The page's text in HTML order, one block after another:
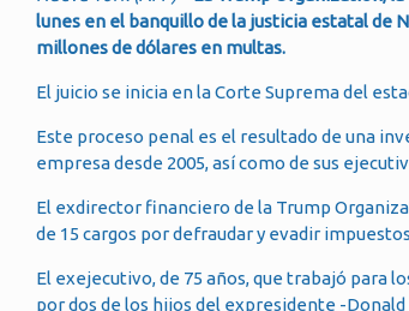
lunes en el banquillo de la justicia estatal de
millones de dólares en multas.
El juicio se inicia en la Corte Suprema del
Este proceso penal es el resultado de una
empresa desde 2005, así como de sus
El exdirector financiero de la Trump
de 15 cargos por defraudar y evadir
El exejecutivo, de 75 años, que trabajó para
por dos de los hijos del expresidente -